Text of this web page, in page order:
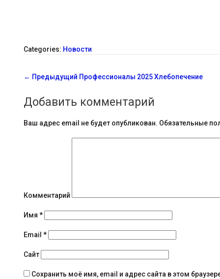
Categories: Новости
С
о
о
б
и
я
н
а
в
← Предыдущий Профессионалы 2025 Хлебопечение
Добавить комментарий
Ваш адрес email не будет опубликован. Обязательные
Комментарий
Имя *
Email *
Сайт
Сохранить моё имя, email и адрес сайта в этом